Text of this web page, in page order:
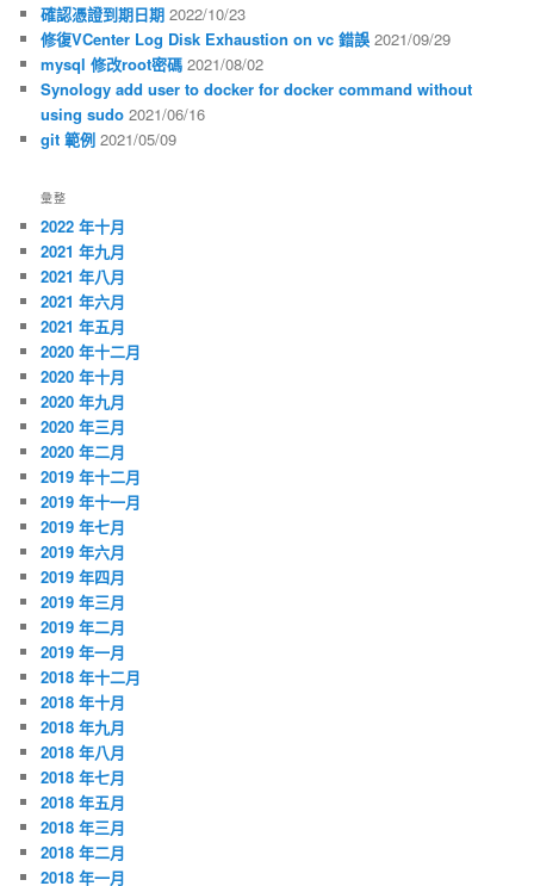
確認憑證到期日期 2022/10/23
修復VCenter Log Disk Exhaustion on vc 錯誤 2021/09/29
mysql 修改root密碼 2021/08/02
Synology add user to docker for docker command without
using sudo 2021/06/16
git 範例 2021/05/09
彙整
2022 年十月
2021 年九月
2021 年八月
2021 年六月
2021 年五月
2020 年十二月
2020 年十月
2020 年九月
2020 年三月
2020 年二月
2019 年十二月
2019 年十一月
2019 年七月
2019 年六月
2019 年四月
2019 年三月
2019 年二月
2019 年一月
2018 年十二月
2018 年十月
2018 年九月
2018 年八月
2018 年七月
2018 年五月
2018 年三月
2018 年二月
2018 年一月